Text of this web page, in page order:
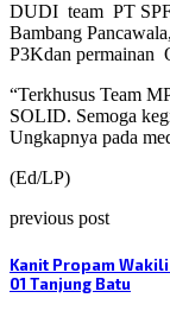
DUDI team PT
Bambang
P3Kdan permainan
“Terkhusus Team
SOLID. Semoga
Ungkapnya pada
(Ed/LP)
previous post
Kanit Propam
01 Tanjung Batu